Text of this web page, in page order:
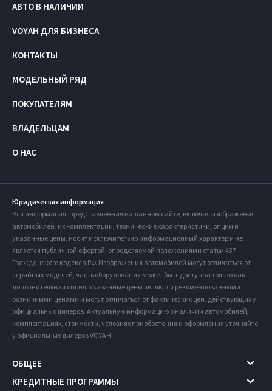
АВТО В НАЛИЧИИ
VOYAH ДЛЯ БИЗНЕСА
КОНТАКТЫ
МОДЕЛЬНЫЙ РЯД
ПОКУПАТЕЛЯМ
ВЛАДЕЛЬЦАМ
О НАС
Юридическая информация
Вся информация, представленная на данном сайте, включая изображения
автомобилей, их комплектации, технические характеристики, опции и
указанные цены, носит исключительно информационный характер и не
является публичной офертой, определяемой положениями статьи 437
Гражданского кодекса РФ. Изображения автомобилей могут отличаться от
серийных моделей, часть оборудования может быть доступна только как
дополнительная опция. Указанные цены являются рекомендованными
розничными ценами и могут отличаться от фактических цен, действующих у
официальных дилеров. Актуальную информацию о наличии автомобилей,
комплектациях, стоимости, условиях приобретения и оформления уточняйте
у официальных дилеров VOYAH.
ОБЩЕЕ
КРЕДИТНЫЕ ПРОГРАММЫ